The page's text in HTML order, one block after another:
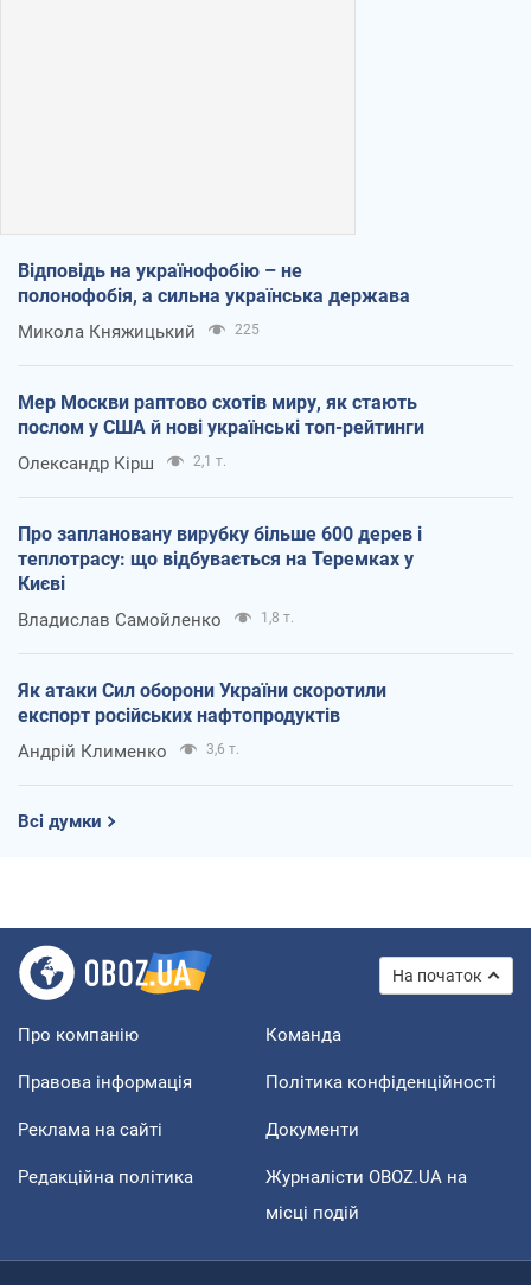
Відповідь на українофобію – не
полонофобія, а сильна українська держава
Микола Княжицький 225
Мер Москви раптово схотів миру, як стають
послом у США й нові українські топ-рейтинги
Олександр Кірш 2,1 т.
Про заплановану вирубку більше 600 дерев і
теплотрасу: що відбувається на Теремках у
Києві
Владислав Самойленко 1,8 т.
Як атаки Сил оборони України скоротили
експорт російських нафтопродуктів
Андрій Клименко 3,6 т.
Всі думки
На початок
Про компанію Команда
Правова інформація Політика конфіденційності
Реклама на сайті Документи
Редакційна політика
Журналісти OBOZ.UA на
місці подій